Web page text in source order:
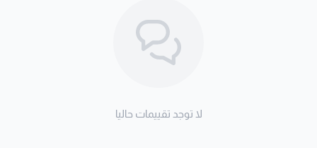
لا توجد تقييمات حاليا